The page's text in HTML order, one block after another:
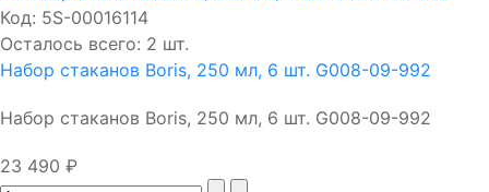
Код: 5S-00016114
Осталось всего: 2 шт.
Набор стаканов Boris, 250 мл, 6 шт. G008-09-992
Набор стаканов Boris, 250 мл, 6 шт. G008-09-992
23 490 ₽